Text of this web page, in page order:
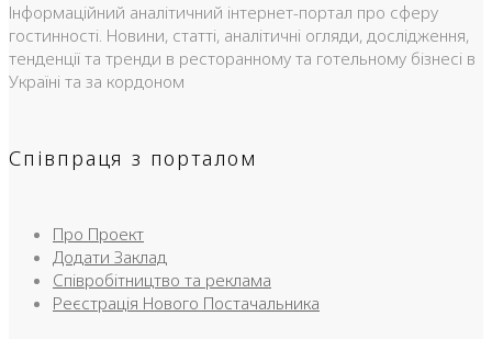
Інформаційний аналітичний інтернет-портал про сферу
гостинності. Новини, статті, аналітичні огляди, дослідження,
тенденції та тренди в ресторанному та готельному бізнесі в
Україні та за кордоном
Співпраця з порталом
Про Проект
Додати Заклад
Співробітництво та реклама
Реєстрація Нового Постачальника